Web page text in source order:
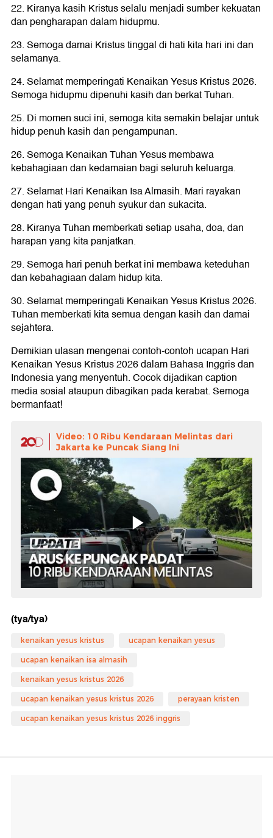
22. Kiranya kasih Kristus selalu menjadi sumber kekuatan
dan pengharapan dalam hidupmu.
23. Semoga damai Kristus tinggal di hati kita hari ini dan
selamanya.
24. Selamat memperingati Kenaikan Yesus Kristus 2026.
Semoga hidupmu dipenuhi kasih dan berkat Tuhan.
25. Di momen suci ini, semoga kita semakin belajar untuk
hidup penuh kasih dan pengampunan.
26. Semoga Kenaikan Tuhan Yesus membawa
kebahagiaan dan kedamaian bagi seluruh keluarga.
27. Selamat Hari Kenaikan Isa Almasih. Mari rayakan
dengan hati yang penuh syukur dan sukacita.
28. Kiranya Tuhan memberkati setiap usaha, doa, dan
harapan yang kita panjatkan.
29. Semoga hari penuh berkat ini membawa keteduhan
dan kebahagiaan dalam hidup kita.
30. Selamat memperingati Kenaikan Yesus Kristus 2026.
Tuhan memberkati kita semua dengan kasih dan damai
sejahtera.
Demikian ulasan mengenai contoh-contoh ucapan Hari
Kenaikan Yesus Kristus 2026 dalam Bahasa Inggris dan
Indonesia yang menyentuh. Cocok dijadikan caption
media sosial ataupun dibagikan pada kerabat. Semoga
bermanfaat!
Video: 10 Ribu Kendaraan Melintas dari
Jakarta ke Puncak Siang Ini
(tya/tya)
kenaikan yesus kristus ucapan kenaikan yesus
ucapan kenaikan isa almasih
kenaikan yesus kristus 2026
ucapan kenaikan yesus kristus 2026 perayaan kristen
ucapan kenaikan yesus kristus 2026 inggris